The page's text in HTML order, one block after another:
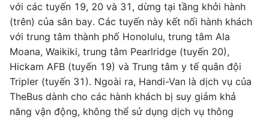
với các tuyến 19, 20 và 31, dừng tại tầng khởi hành
(trên) của sân bay. Các tuyến này kết nối hành khách
với trung tâm thành phố Honolulu, trung tâm Ala
Moana, Waikiki, trung tâm Pearlridge (tuyến 20),
Hickam AFB (tuyến 19) và Trung tâm y tế quân đội
Tripler (tuyến 31). Ngoài ra, Handi-Van là dịch vụ của
TheBus dành cho các hành khách bị suy giảm khả
năng vận động, không thể sử dụng dịch vụ thông